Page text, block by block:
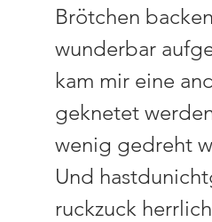
Brötchen
wunderbar
kam mir eine
geknetet
wenig gedreht
Und
ruckzuck